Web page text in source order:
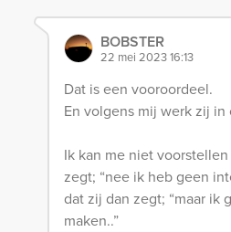
BOBSTER
22 mei 2023 16:13
Dat is een vooroordeel.
En volgens mij werk zij in
Ik kan me niet
zegt; “nee ik heb geen
dat zij dan zegt; “maar ik
maken..”